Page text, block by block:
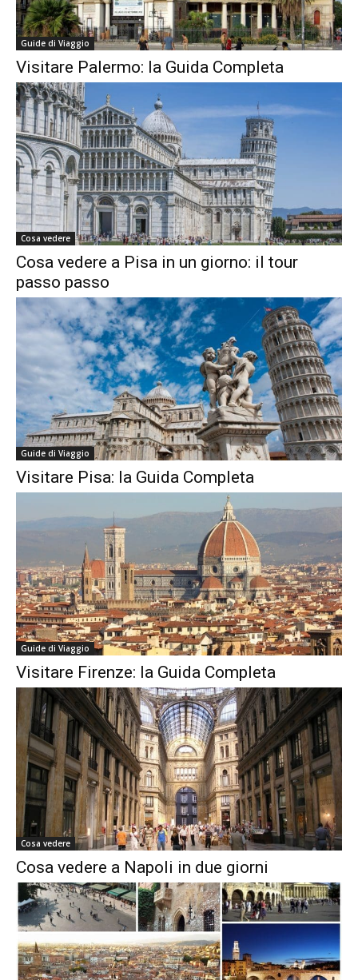
Guide di Viaggio
Visitare Palermo: la Guida Completa
Cosa vedere
Cosa vedere a Pisa in un giorno: il tour
passo passo
Guide di Viaggio
Visitare Pisa: la Guida Completa
Guide di Viaggio
Visitare Firenze: la Guida Completa
Cosa vedere
Cosa vedere a Napoli in due giorni